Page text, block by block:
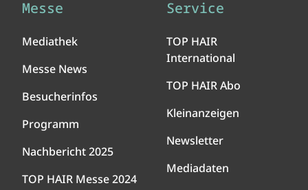
Messe
Mediathek
Messe News
Besucherinfos
Programm
Nachbericht 2025
TOP HAIR Messe 2024
Service
TOP HAIR
International
TOP HAIR Abo
Kleinanzeigen
Newsletter
Mediadaten